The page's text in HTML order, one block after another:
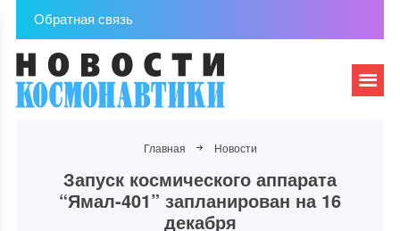
Обратная связь
Главная Новости
Запуск космического аппарата
“Ямал-401” запланирован на 16
декабря